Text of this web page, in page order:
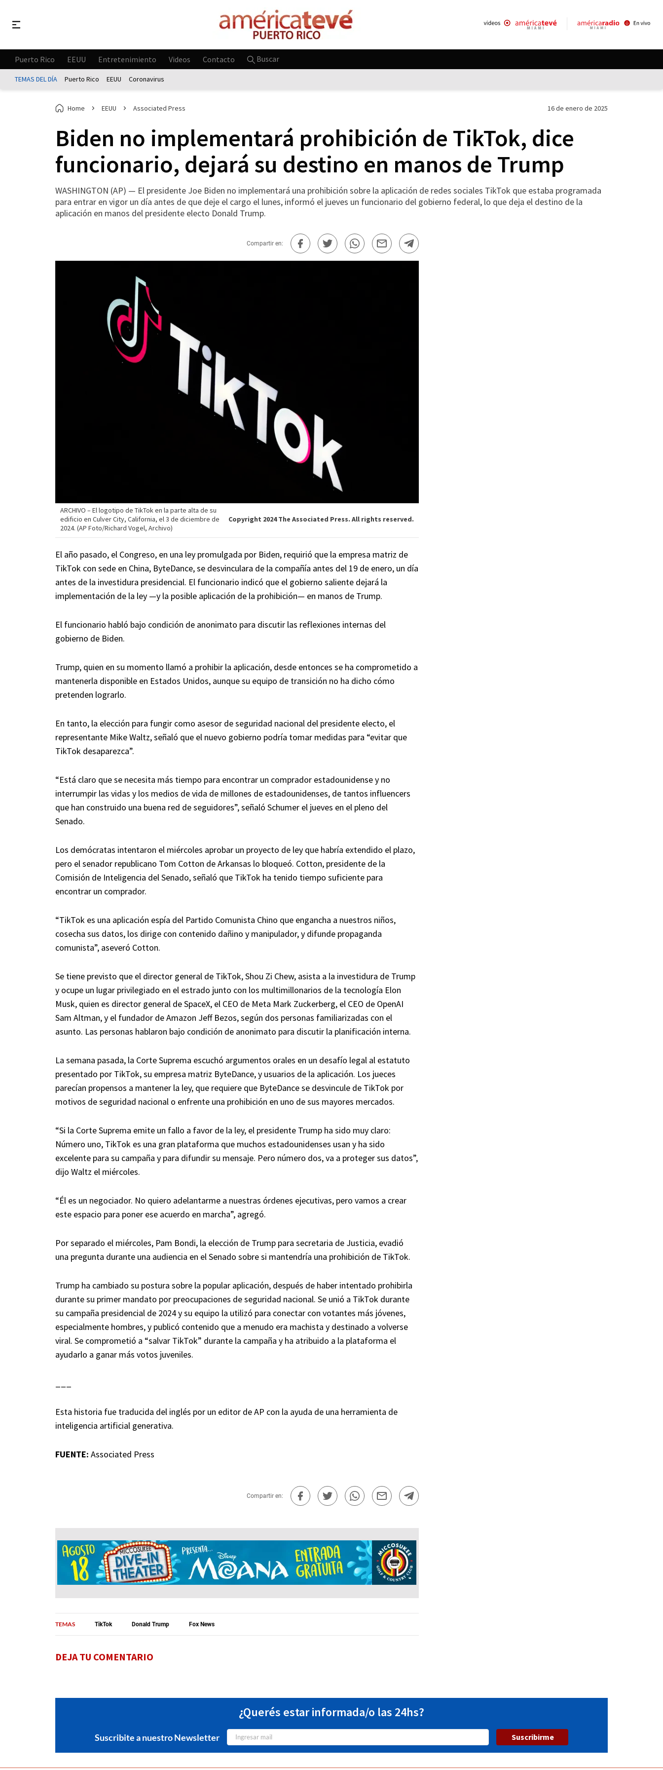
Puerto Rico EEUU Entretenimiento Videos Contacto Buscar
TEMAS DEL DÍA Puerto Rico EEUU Coronavirus
Home EEUU Associated Press 16 de enero de 2025
Biden no implementará prohibición de TikTok, dice
funcionario, dejará su destino en manos de Trump
WASHINGTON (AP) — El presidente Joe Biden no implementará una prohibición sobre la aplicación de redes sociales TikTok que estaba programada
para entrar en vigor un día antes de que deje el cargo el lunes, informó el jueves un funcionario del gobierno federal, lo que deja el destino de la
aplicación en manos del presidente electo Donald Trump.
Compartir en:
ARCHIVO – El logotipo de TikTok en la parte alta de su
edificio en Culver City, California, el 3 de diciembre de
2024. (AP Foto/Richard Vogel, Archivo)
Copyright 2024 The Associated Press. All rights reserved.
El año pasado, el Congreso, en una ley promulgada por Biden, requirió que la empresa matriz de
TikTok con sede en China, ByteDance, se desvinculara de la compañía antes del 19 de enero, un día
antes de la investidura presidencial. El funcionario indicó que el gobierno saliente dejará la
implementación de la ley —y la posible aplicación de la prohibición— en manos de Trump.
El funcionario habló bajo condición de anonimato para discutir las reflexiones internas del
gobierno de Biden.
Trump, quien en su momento llamó a prohibir la aplicación, desde entonces se ha comprometido a
mantenerla disponible en Estados Unidos, aunque su equipo de transición no ha dicho cómo
pretenden lograrlo.
En tanto, la elección para fungir como asesor de seguridad nacional del presidente electo, el
representante Mike Waltz, señaló que el nuevo gobierno podría tomar medidas para “evitar que
TikTok desaparezca”.
“Está claro que se necesita más tiempo para encontrar un comprador estadounidense y no
interrumpir las vidas y los medios de vida de millones de estadounidenses, de tantos influencers
que han construido una buena red de seguidores”, señaló Schumer el jueves en el pleno del
Senado.
Los demócratas intentaron el miércoles aprobar un proyecto de ley que habría extendido el plazo,
pero el senador republicano Tom Cotton de Arkansas lo bloqueó. Cotton, presidente de la
Comisión de Inteligencia del Senado, señaló que TikTok ha tenido tiempo suficiente para
encontrar un comprador.
“TikTok es una aplicación espía del Partido Comunista Chino que engancha a nuestros niños,
cosecha sus datos, los dirige con contenido dañino y manipulador, y difunde propaganda
comunista”, aseveró Cotton.
Se tiene previsto que el director general de TikTok, Shou Zi Chew, asista a la investidura de Trump
y ocupe un lugar privilegiado en el estrado junto con los multimillonarios de la tecnología Elon
Musk, quien es director general de SpaceX, el CEO de Meta Mark Zuckerberg, el CEO de OpenAI
Sam Altman, y el fundador de Amazon Jeff Bezos, según dos personas familiarizadas con el
asunto. Las personas hablaron bajo condición de anonimato para discutir la planificación interna.
La semana pasada, la Corte Suprema escuchó argumentos orales en un desafío legal al estatuto
presentado por TikTok, su empresa matriz ByteDance, y usuarios de la aplicación. Los jueces
parecían propensos a mantener la ley, que requiere que ByteDance se desvincule de TikTok por
motivos de seguridad nacional o enfrente una prohibición en uno de sus mayores mercados.
“Si la Corte Suprema emite un fallo a favor de la ley, el presidente Trump ha sido muy claro:
Número uno, TikTok es una gran plataforma que muchos estadounidenses usan y ha sido
excelente para su campaña y para difundir su mensaje. Pero número dos, va a proteger sus datos”,
dijo Waltz el miércoles.
“Él es un negociador. No quiero adelantarme a nuestras órdenes ejecutivas, pero vamos a crear
este espacio para poner ese acuerdo en marcha”, agregó.
Por separado el miércoles, Pam Bondi, la elección de Trump para secretaria de Justicia, evadió
una pregunta durante una audiencia en el Senado sobre si mantendría una prohibición de TikTok.
Trump ha cambiado su postura sobre la popular aplicación, después de haber intentado prohibirla
durante su primer mandato por preocupaciones de seguridad nacional. Se unió a TikTok durante
su campaña presidencial de 2024 y su equipo la utilizó para conectar con votantes más jóvenes,
especialmente hombres, y publicó contenido que a menudo era machista y destinado a volverse
viral. Se comprometió a “salvar TikTok” durante la campaña y ha atribuido a la plataforma el
ayudarlo a ganar más votos juveniles.
Esta historia fue traducida del inglés por un editor de AP con la ayuda de una herramienta de
inteligencia artificial generativa.
FUENTE: Associated Press
Compartir en:
TEMAS TikTok Donald Trump Fox News
DEJA TU COMENTARIO
¿Querés estar informada/o las 24hs?
Suscribite a nuestro Newsletter Suscribirme